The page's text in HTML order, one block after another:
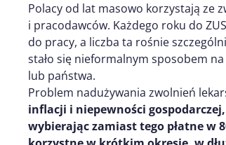
Polacy od lat masowo korzystają ze
i pracodawców. Każdego roku do
do pracy, a liczba ta rośnie
stało się nieformalnym sposobem
lub państwa.
Problem nadużywania zwolnień
inflacji i niepewności
wybierając zamiast tego płatne w